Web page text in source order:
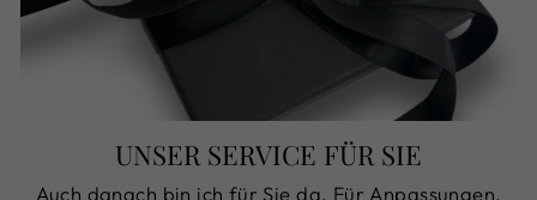
UNSER SERVICE FÜR SIE
Auch danach bin ich für Sie da. Für Anpassungen,